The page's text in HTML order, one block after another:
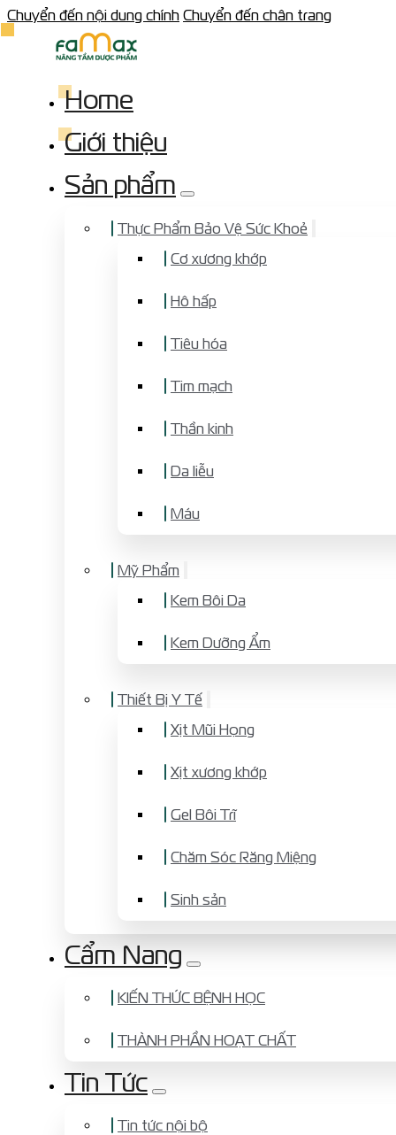
Chuyển đến nội dung chính Chuyển đến chân trang
Home
Giới thiệu
Sản phẩm
Thực Phẩm Bảo Vệ Sức Khoẻ
Cơ xương khớp
Hô hấp
Tiêu hóa
Tim mạch
Thần kinh
Da liễu
Máu
Mỹ Phẩm
Kem Bôi Da
Kem Dưỡng Ẩm
Thiết Bị Y Tế
Xịt Mũi Họng
Xịt xương khớp
Gel Bôi Trĩ
Chăm Sóc Răng Miệng
Sinh sản
Cẩm Nang
KIẾN THỨC BỆNH HỌC
THÀNH PHẦN HOẠT CHẤT
Tin Tức
Tin tức nội bộ